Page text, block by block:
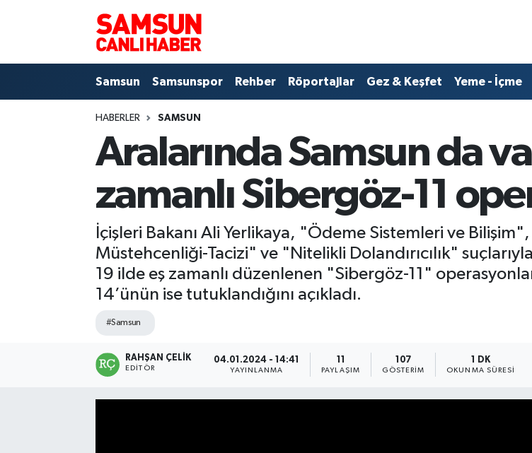
Samsun Samsunspor Rehber Röportajlar Gez & Keşfet Yeme - İçme
HABERLER SAMSUN
Aralarında Samsun da
zamanlı Sibergöz-11
İçişleri Bakanı Ali Yerlikaya, "Ödeme Sistemleri ve
Müstehcenliği-Tacizi" ve "Nitelikli Dolandırıcılık"
19 ilde eş zamanlı düzenlenen "Sibergöz-11"
14’ünün ise tutuklandığını açıkladı.
#Samsun
RAHŞAN ÇELIK
EDITÖR
04.01.2024 - 14:41
YAYINLANMA
11
PAYLAŞIM
107
GÖSTERIM
1 DK
OKUNMA SÜRESI
Samsunspor
Samsun Nöbetçi Eczaneler
Samsun Hava Durumu
Samsun Trafik Yoğunluk Haritası
Süper Lig Puan Durumu ve Fikstür
Tüm Manşetler
Son Dakika Haberleri